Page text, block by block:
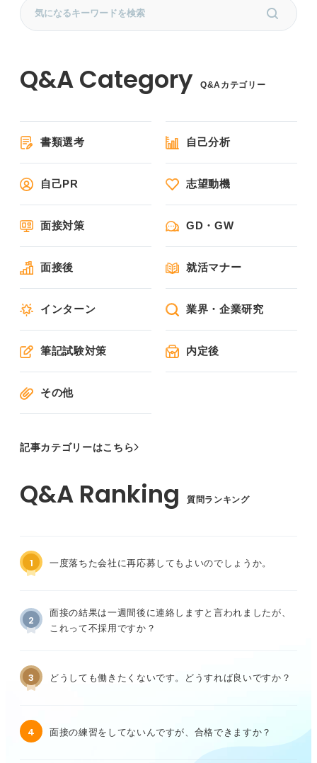
Q&Aカテゴリー
書類選考 自己分析
自己PR 志望動機
面接対策 GD・GW
面接後 就活マナー
インターン 業界・企業研究
筆記試験対策 内定後
その他
記事カテゴリーはこちら
質問ランキング
1 一度落ちた会社に再応募してもよいのでしょうか。
2
面接の結果は一週間後に連絡しますと言われましたが、
これって不採用ですか？
3 どうしても働きたくないです。どうすれば良いですか？
4 面接の練習をしてないんですが、合格できますか？